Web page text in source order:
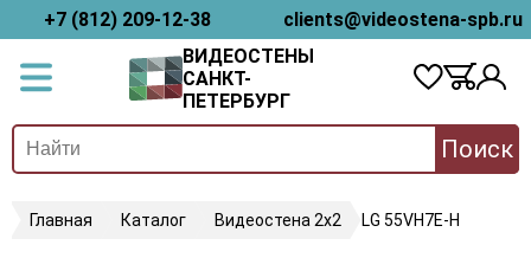
+7 (812) 209-12-38
clients@videostena-spb.ru
ВИДЕОСТЕНЫ
САНКТ-
ПЕТЕРБУРГ
Поиск
Главная Каталог Видеостена 2x2 LG 55VH7E-H